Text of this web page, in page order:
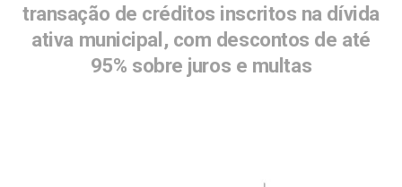
transação de créditos inscritos na dívida
ativa municipal, com descontos de até
95% sobre juros e multas